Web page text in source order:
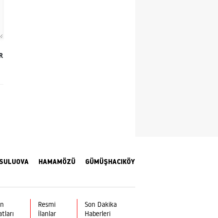
Şırnak
Ardahan
HAMAMÖZÜ GÜMÜŞHACIKÖY
Resmi
İlanlar
Son Dakika
Haberleri